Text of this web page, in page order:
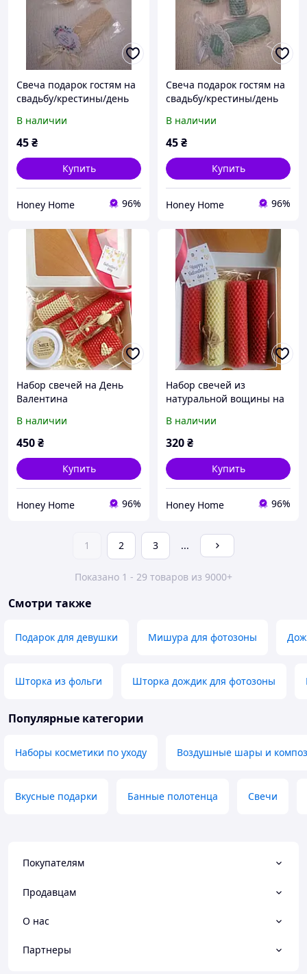
Свеча подарок гостям на
свадьбу/крестины/день
В наличии
45₴
Купить
Honey Home 96%
Свеча подарок гостям на
свадьбу/крестины/день
В наличии
45₴
Купить
Honey Home 96%
Набор свечей на День
Валентина
В наличии
450₴
Купить
Honey Home 96%
Набор свечей из
натуральной вощины на
В наличии
320₴
Купить
Honey Home 96%
1 2 3 ...
Показано 1 - 29 товаров из 9000+
Смотри также
Подарок для девушки Мишура для фотозоны
Шторка из фольги Шторка дождик для фотозоны
Популярные категории
Наборы косметики по уходу Воздушные шары и
Вкусные подарки Банные полотенца Свечи
Покупателям
Продавцам
О нас
Партнеры